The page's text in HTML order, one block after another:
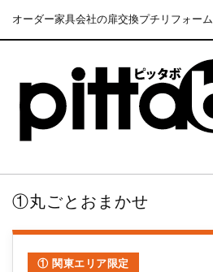
オーダー家具会社の扉交換プチリフォーム
①丸ごとおまかせ
① 関東エリア限定